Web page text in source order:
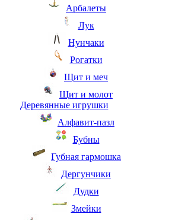
Арбалеты
Лук
Нунчаки
Рогатки
Щит и меч
Щит и молот
Деревянные игрушки
Алфавит-пазл
Бубны
Губная гармошка
Дергунчики
Дудки
Змейки